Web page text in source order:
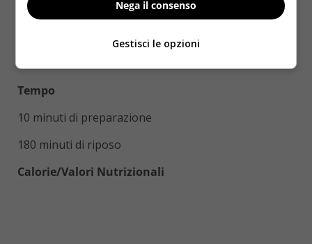
Tempo
10 minuti di preparazione
180 minuti di riposo
Calorie/Valori Nutrizionali
Nega il consenso
Gestisci le opzioni